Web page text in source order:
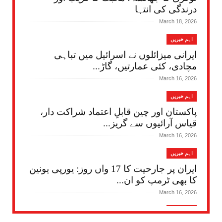
درندگی کی انتہا
March 18, 2026
اہم خبریں
ایرانی میزائلوں نے اسرائیل میں تباہی
مچادی، کئی عمارتیں، گاڑ...
March 16, 2026
اہم خبریں
پاکستان اور چین قابلِ اعتماد شراکت دار،
قیاس آرائیوں سے گریز...
March 16, 2026
اہم خبریں
ایران پر جارحیت کا 17 واں روز: یورپی یونین
کا بھی ٹرمپ کو ان...
March 16, 2026
اہم خبریں